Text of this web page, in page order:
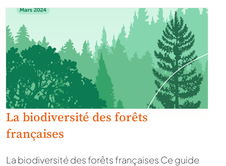
La biodiversité des forêts
françaises
La biodiversité des forêts françaises Ce guide